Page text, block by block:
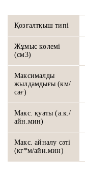
Қозғалтқыш типі
Жұмыс көлемі
(см3)
Максималды
жылдамдығы (км/
сағ)
Макс. қуаты (а.к./
айн.мин)
Макс. айналу сәті
(кг*м/айн.мин)